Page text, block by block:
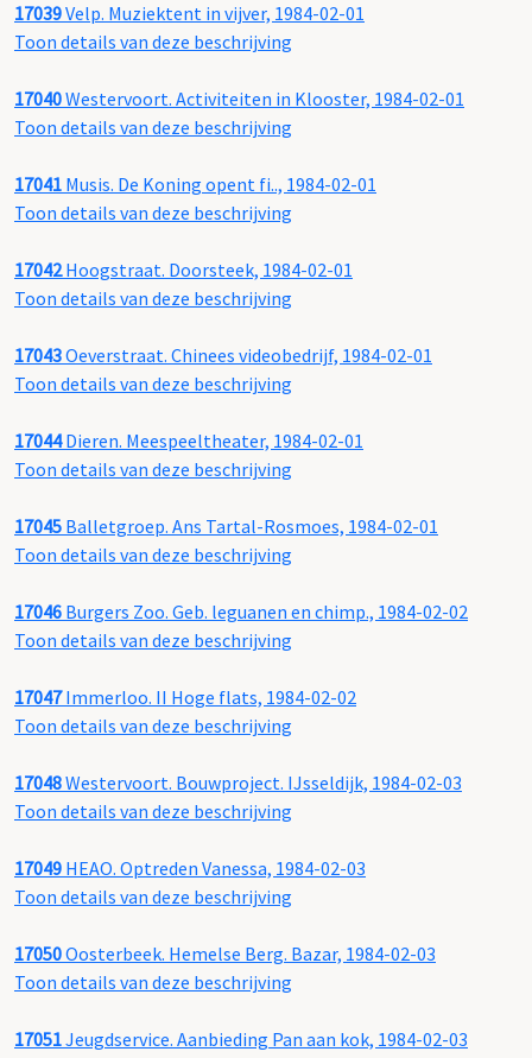
17039Velp. Muziektent in vijver, 1984-02-01
Toon details van deze beschrijving
17040Westervoort. Activiteiten in Klooster, 1984-02-01
Toon details van deze beschrijving
17041 Musis. De Koning opent fi.., 1984-02-01
Toon details van deze beschrijving
17042Hoogstraat. Doorsteek, 1984-02-01
Toon details van deze beschrijving
17043Oeverstraat. Chinees videobedrijf, 1984-02-01
Toon details van deze beschrijving
17044Dieren. Meespeeltheater, 1984-02-01
Toon details van deze beschrijving
17045 Balletgroep. Ans Tartal-Rosmoes, 1984-02-01
Toon details van deze beschrijving
17046 Burgers Zoo. Geb. leguanen en chimp., 1984-02-02
Toon details van deze beschrijving
17047Immerloo. II Hoge flats, 1984-02-02
Toon details van deze beschrijving
17048Westervoort. Bouwproject. IJsseldijk, 1984-02-03
Toon details van deze beschrijving
17049 HEAO. Optreden Vanessa, 1984-02-03
Toon details van deze beschrijving
17050Oosterbeek. Hemelse Berg. Bazar, 1984-02-03
Toon details van deze beschrijving
17051Jeugdservice. Aanbieding Pan aan kok, 1984-02-03